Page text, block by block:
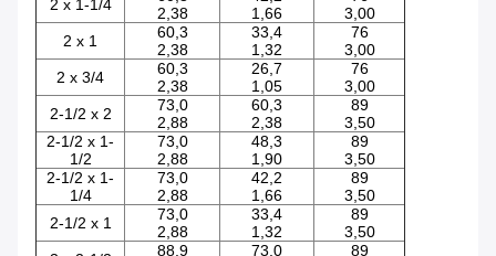
2 x 1-1/4
2,38
1,66
3,00
2 x 1
60,3
2,38
33,4
1,32
76
3,00
2 x 3/4
60,3
2,38
26,7
1,05
76
3,00
2-1/2 x 2
73,0
2,88
60,3
2,38
89
3,50
2-1/2 x 1-
1/2
73,0
2,88
48,3
1,90
89
3,50
2-1/2 x 1-
1/4
73,0
2,88
42,2
1,66
89
3,50
2-1/2 x 1
73,0
2,88
33,4
1,32
89
3,50
88,9
73,0
89